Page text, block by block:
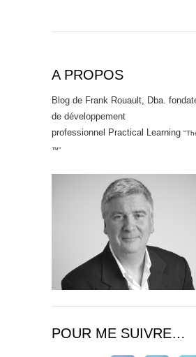
A PROPOS
Blog de Frank Rouault, Dba.
de développement
professionnel Practical Learning
™"
POUR ME SUIVRE…